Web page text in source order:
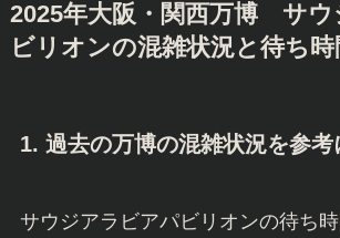
2025年大阪・関西万博 サウ
ビリオンの混雑状況と待ち時
1. 過去の万博の混雑状況を参考
サウジアラビアパビリオンの待ち時